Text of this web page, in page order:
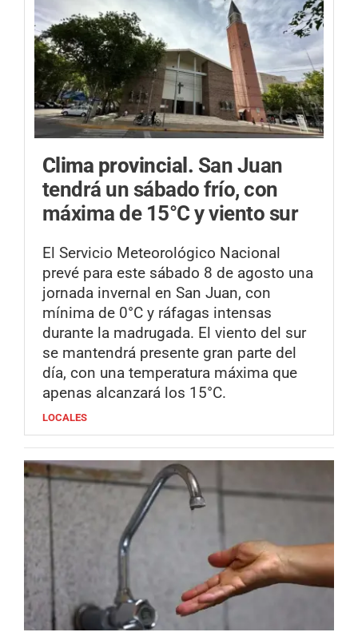
Clima provincial. San Juan
tendrá un sábado frío, con
máxima de 15°C y viento sur
El Servicio Meteorológico Nacional
prevé para este sábado 8 de agosto una
jornada invernal en San Juan, con
mínima de 0°C y ráfagas intensas
durante la madrugada. El viento del sur
se mantendrá presente gran parte del
día, con una temperatura máxima que
apenas alcanzará los 15°C.
LOCALES